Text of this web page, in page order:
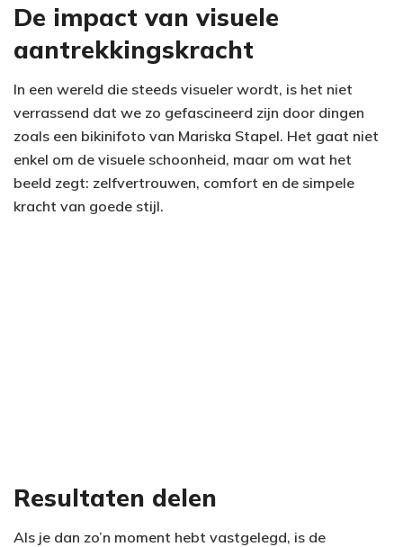
De impact van visuele
aantrekkingskracht
In een wereld die steeds visueler wordt, is het niet
verrassend dat we zo gefascineerd zijn door dingen
zoals een bikinifoto van Mariska Stapel. Het gaat niet
enkel om de visuele schoonheid, maar om wat het
beeld zegt: zelfvertrouwen, comfort en de simpele
kracht van goede stijl.
Resultaten delen
Als je dan zo’n moment hebt vastgelegd, is de